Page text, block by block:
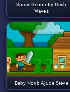
Space Geometry Dash
Waves
Baby Noob Ajuda Steve